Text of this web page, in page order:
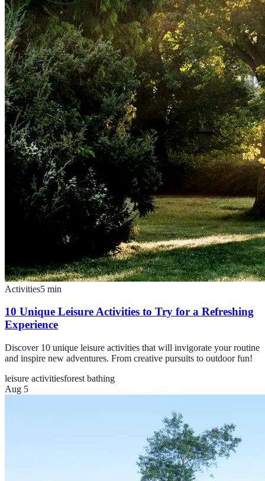
Activities5 min
10 Unique Leisure Activities to Try for a Refreshing
Experience
Discover 10 unique leisure activities that will invigorate your routine
and inspire new adventures. From creative pursuits to outdoor fun!
leisure activitiesforest bathing
Aug 5